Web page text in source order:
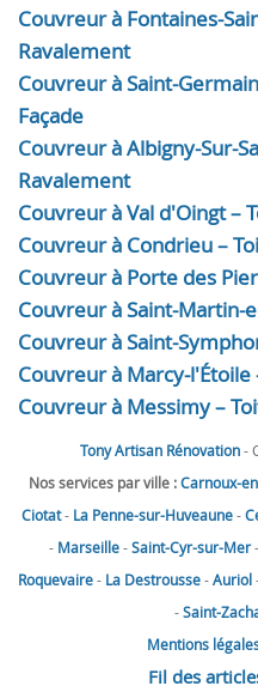
Couvreur à Fontaines-
Ravalement
Couvreur à Saint-
Façade
Couvreur à Albigny-Sur-
Ravalement
Couvreur à Val d'Oingt –
Couvreur à Condrieu –
Couvreur à Porte des
Couvreur à Saint-Martin-
Couvreur à Saint-
Couvreur à Marcy-l'Étoile
Couvreur à Messimy –
Tony Artisan Rénovation-
Nos services par ville :Carnoux-
Ciotat- La Penne-sur-Huveaune-
- Marseille-Saint-Cyr-sur-Mer-
Roquevaire- La Destrousse-Auriol
-Saint-
Mentions
Fil des